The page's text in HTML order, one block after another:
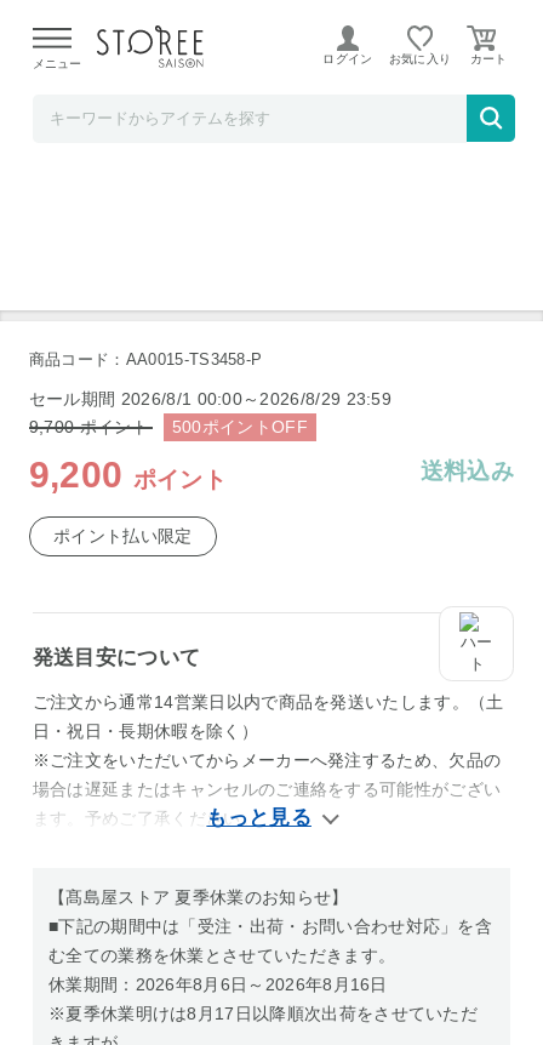
よる配送遅延が発生しております。
メニュー ログイン お気に入り
アイロボット ブラーバ390j B390060
商品コード：AA0015-TS3458-P
セール期間 2026/8/1 00:00～2026/8/29 23:59
9,700ポイント 500ポイントOFF
9,200 ポイント 送料込み
ポイント払い限定
発送目安について
ご注文から通常14営業日以内で商品を発送いたします。（土
日・祝日・長期休暇を除く）
※ご注文をいただいてからメーカーへ発注するため、欠品の
場合は遅延またはキャンセルのご連絡をする可能性がござい
ます。予めご了承ください。
【髙島屋ストア 夏季休業のお知らせ】
■下記の期間中は「受注・出荷・お問い合わせ対応」を含
む全ての業務を休業とさせていただきます。
休業期間：2026年8月6日～2026年8月16日
※夏季休業明けは8月17日以降順次出荷をさせていただ